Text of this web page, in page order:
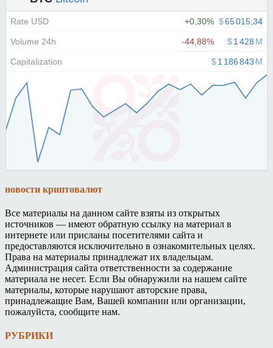
новости криптовалют
Все материалы на данном сайте взяты из открытых
источников — имеют обратную ссылку на материал в
интернете или присланы посетителями сайта и
предоставляются исключительно в ознакомительных целях.
Права на материалы принадлежат их владельцам.
Администрация сайта ответственности за содержание
материала не несет. Если Вы обнаружили на нашем сайте
материалы, которые нарушают авторские права,
принадлежащие Вам, Вашей компании или организации,
пожалуйста, сообщите нам.
РУБРИКИ